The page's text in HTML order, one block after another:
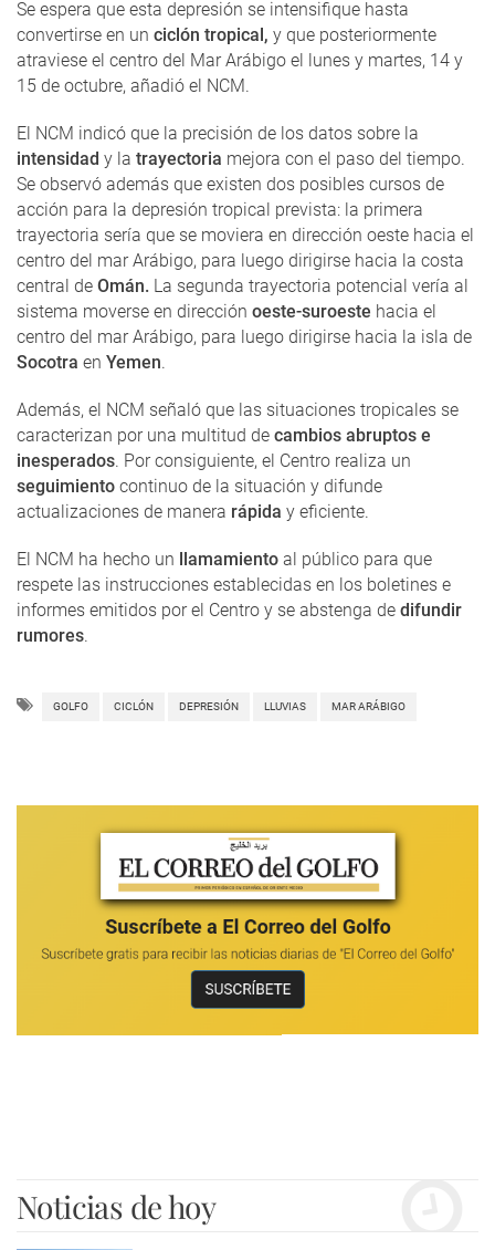
Se espera que esta depresión se intensifique hasta
convertirse en un ciclón tropical, y que posteriormente
atraviese el centro del Mar Arábigo el lunes y martes, 14 y
15 de octubre, añadió el NCM.
El NCM indicó que la precisión de los datos sobre la
intensidad y la trayectoria mejora con el paso del tiempo.
Se observó además que existen dos posibles cursos de
acción para la depresión tropical prevista: la primera
trayectoria sería que se moviera en dirección oeste hacia el
centro del mar Arábigo, para luego dirigirse hacia la costa
central de Omán. La segunda trayectoria potencial vería al
sistema moverse en dirección oeste-suroeste hacia el
centro del mar Arábigo, para luego dirigirse hacia la isla de
Socotra en Yemen.
Además, el NCM señaló que las situaciones tropicales se
caracterizan por una multitud de cambios abruptos e
inesperados. Por consiguiente, el Centro realiza un
seguimiento continuo de la situación y difunde
actualizaciones de manera rápida y eficiente.
El NCM ha hecho un llamamiento al público para que
respete las instrucciones establecidas en los boletines e
informes emitidos por el Centro y se abstenga de difundir
rumores.
GOLFO CICLÓN DEPRESIÓN LLUVIAS MAR ARÁBIGO
Noticias de hoy